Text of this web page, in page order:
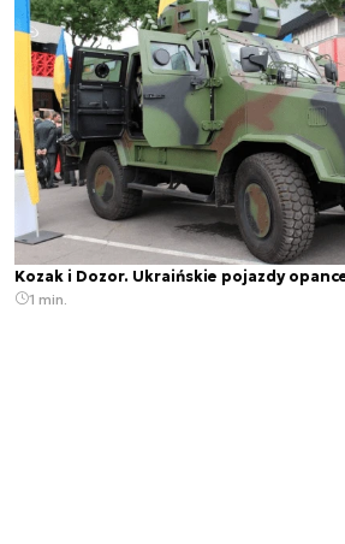
Kozak i Dozor. Ukraińskie pojazdy
1 min.